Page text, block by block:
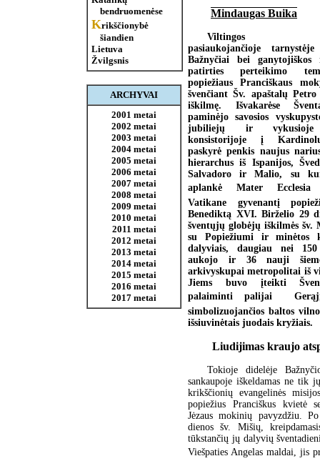
bendruomenėse
Krikščionybė
šiandien
Lietuva
Žvilgsnis
ARCHYVAI
2001 metai
2002 metai
2003 metai
2004 metai
2005 metai
2006 metai
2007 metai
2008 metai
2009 metai
2010 metai
2011 metai
2012 metai
2013 metai
2014 metai
2015 metai
2016 metai
2017 metai
Mindaugas Buika
Viltingos
pasiaukojančioje
Bažnyčiai bei ganytojiškos
patirties perteikimo
popiežiaus Pranciškaus
švenčiant Šv. apaštalų
iškilmę. Išvakarėse
paminėjo savosios
jubiliejų ir vykusioje
konsistorijoje į
paskyrė penkis naujus
hierarchus iš Ispanijos,
Salvadoro ir Malio, su
aplankė Mater Ecclesia
Vatikane gyvenantį
Benediktą XVI. Birželio 29
šventųjų globėjų iškilmės šv.
su Popiežiumi ir minėtos
dalyviais, daugiau nei
aukojo ir 36 nauji
arkivyskupai metropolitai iš
Jiems buvo įteikti
palaiminti palijai 
simbolizuojančios baltos
išsiuvinėtais juodais kryžiais.
Liudijimas kraujo
Tokioje didelėje
sankaupoje iškeldamas ne tik
krikščionių evangelinės
popiežius Pranciškus kvietė
Jėzaus mokinių pavyzdžiu.
dienos šv. Mišių,
tūkstančių jų dalyvių
Viešpaties Angelas maldai, jis